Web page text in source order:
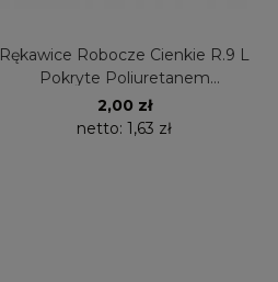
Rękawice Robocze Cienkie R.9 L
Pokryte Poliuretanem
Bezszwowe 470
2,00 zł
netto: 1,63 zł